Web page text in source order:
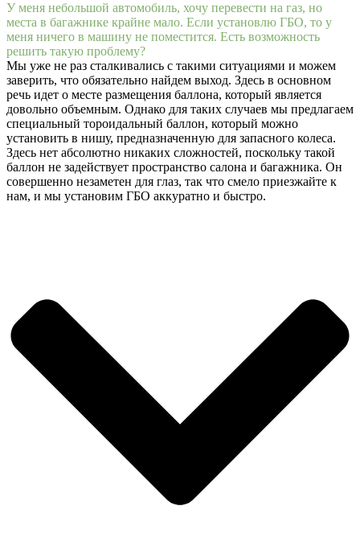
У меня небольшой автомобиль, хочу перевести на газ, но
места в багажнике крайне мало. Если установлю ГБО, то у
меня ничего в машину не поместится. Есть возможность
решить такую проблему?
Мы уже не раз сталкивались с такими ситуациями и можем
заверить, что обязательно найдем выход. Здесь в основном
речь идет о месте размещения баллона, который является
довольно объемным. Однако для таких случаев мы предлагаем
специальный тороидальный баллон, который можно
установить в нишу, предназначенную для запасного колеса.
Здесь нет абсолютно никаких сложностей, поскольку такой
баллон не задействует пространство салона и багажника. Он
совершенно незаметен для глаз, так что смело приезжайте к
нам, и мы установим ГБО аккуратно и быстро.